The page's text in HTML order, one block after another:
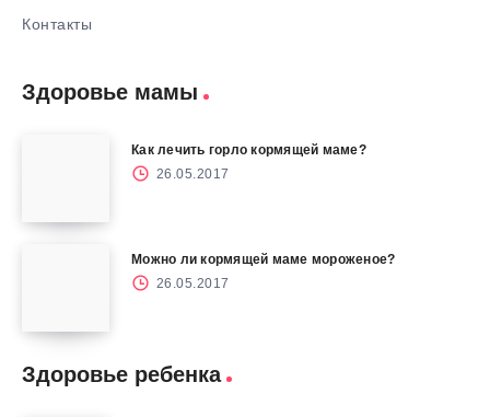
Контакты
Здоровье мамы
Как лечить горло кормящей маме?
26.05.2017
Можно ли кормящей маме мороженое?
26.05.2017
Здоровье ребенка